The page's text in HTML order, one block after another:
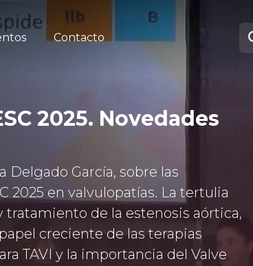
Contacto
2025. Novedades
García, sobre las
2025 en valvulopatías. La tertulia
tratamiento de la estenosis aórtica,
creciente de las terapias
TAVI y la importancia del Valve